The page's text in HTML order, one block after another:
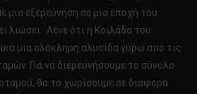
μια εξερεύνηση σε μια εποχή του
λιώσει.. Λένε ότι η Κοιλάδα του
μια ολόκληρη αλυσίδα γύρω από τις
Για να διερευνήσουμε το σύνολο
θα το χωρίσουμε σε διάφορα